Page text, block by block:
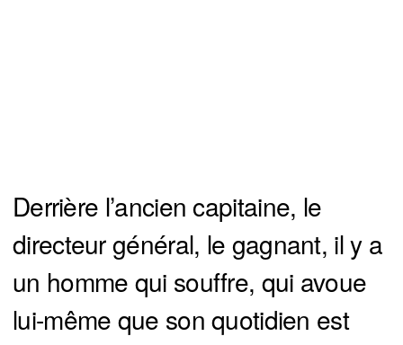
Derrière l’ancien capitaine, le
directeur général, le gagnant, il y a
un homme qui souffre, qui avoue
lui-même que son quotidien est